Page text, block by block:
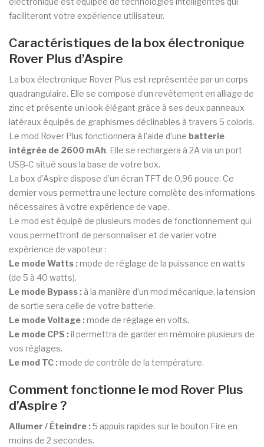
faciliteront votre expérience utilisateur.
Caractéristiques de la box électronique
Rover Plus d’Aspire
La box électronique Rover Plus est représentée par un corps
quadrangulaire. Elle se compose d’un revêtement en alliage de
zinc et présente un look élégant grâce à ses deux panneaux
latéraux équipés de graphismes déclinables à travers 5 coloris.
Le mod Rover Plus fonctionnera à l’aide d’une batterie
intégrée de 2600 mAh. Elle se rechargera à 2A via un port
USB-C situé sous la base de votre box.
La box d’Aspire dispose d’un écran TFT de 0,96 pouce. Ce
dernier vous permettra une lecture complète des informations
nécessaires à votre expérience de vape.
Le mod est équipé de plusieurs modes de fonctionnement qui
vous permettront de personnaliser et de varier votre
expérience de vapoteur :
Le mode Watts :mode de réglage de la puissance en watts
(de 5 à 40 watts).
Le mode Bypass : à la manière d’un mod mécanique, la tension
de sortie sera celle de votre batterie.
Le mode Voltage :mode de réglage en volts.
Le mode CPS :il permettra de garder en mémoire plusieurs de
vos réglages.
Le mod TC :mode de contrôle de la température.
Comment fonctionne le mod Rover Plus
d’Aspire ?
Allumer / Éteindre :5 appuis rapides sur le bouton Fire en
moins de 2 secondes.